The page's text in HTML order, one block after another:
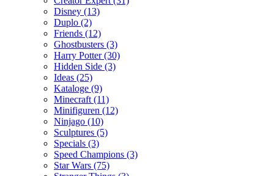
Disney (13)
Duplo (2)
Friends (12)
Ghostbusters (3)
Harry Potter (30)
Hidden Side (3)
Ideas (25)
Kataloge (9)
Minecraft (11)
Minifiguren (12)
Ninjago (10)
Sculptures (5)
Specials (3)
Speed Champions (3)
Star Wars (75)